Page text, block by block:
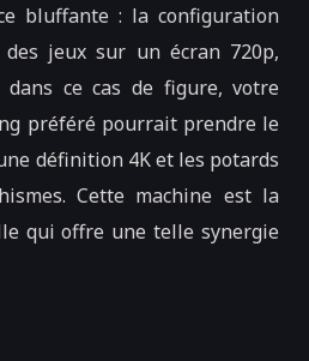
bluffante : la configuration
jeux sur un écran 720p,
ce cas de figure, votre
préféré pourrait prendre le
définition 4K et les potards
Cette machine est la
qui offre une telle synergie